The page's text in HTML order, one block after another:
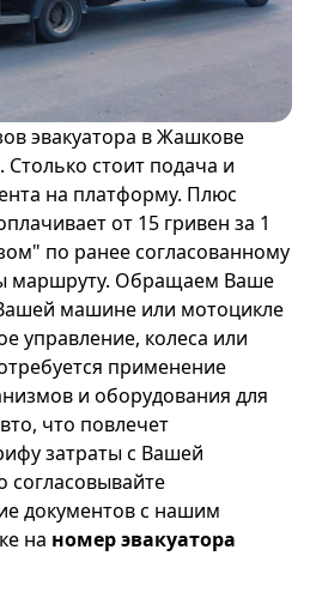
эвакуатора в Жашкове
Столько стоит подача и
на платформу. Плюс
от 15 гривен за 1
по ранее согласованному
маршруту. Обращаем Ваше
машине или мотоцикле
управление, колеса или
применение
и оборудования для
что повлечет
затраты с Вашей
согласовывайте
документов с нашим
на номер эвакуатора